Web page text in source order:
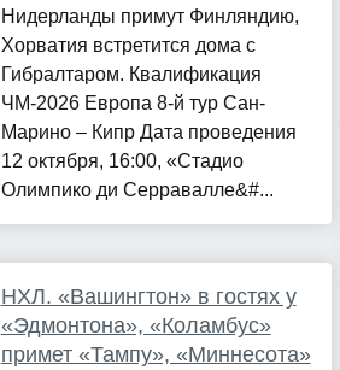
Нидерланды примут Финляндию,
Хорватия встретится дома с
Гибралтаром. Квалификация
ЧМ-2026 Европа 8-й тур Сан-
Марино – Кипр Дата проведения
12 октября, 16:00, «Стадио
Олимпико ди Серравалле&#...
НХЛ. «Вашингтон» в гостях у
«Эдмонтона», «Коламбус»
примет «Тампу», «Миннесота»